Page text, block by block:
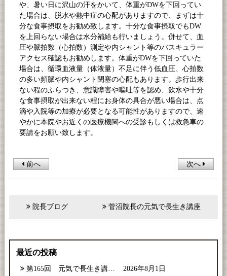
や、暑い日に沢山の汗をかいて、体重がDWを下回ってい
た場合は、脱水や熱中症の心配がありますので、まずは十
分な食事摂取をお勧め致します。十分な食事摂取でもDW
を上回らない場合は水分補給も行いましょう。併せて、血
圧や脈拍数（心拍数）測定や内シャント等のバスキュラー
アクセス確認もお勧めします。体重がDWを下回っていた
場合は、循環血液量（体液量）不足に伴う低血圧、心拍数
の多い頻脈や内シャント閉塞の心配もあります。歩行出来
ない程のふらつき、意識障害や嘔吐等を認め、飲水や十分
な食事摂取が出来ない程にお身体の具合が悪い場合は、点
滴や入院等の加療が必要となる可能性がありますので、速
やかに本院やお近くの医療機関への受診もしくは救急車の
要請をお願い致します。
前へ 次へ
菅沼院長の元気で長生き講座
院長ブログ
最近の投稿
第165回 元気で長生き講座【2026年8月号】
2026年8月1日